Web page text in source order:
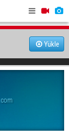
Yükle
Aktunç:
sistematik